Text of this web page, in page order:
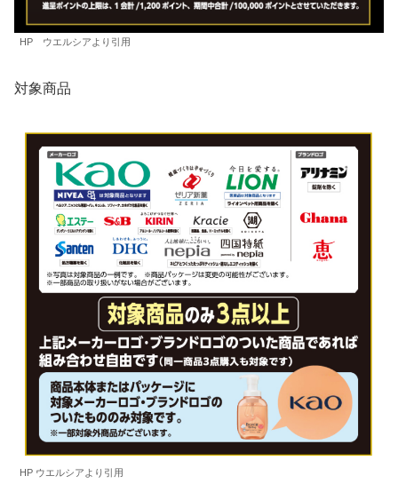
HP ウエルシアより引用
対象商品
HP ウエルシアより引用